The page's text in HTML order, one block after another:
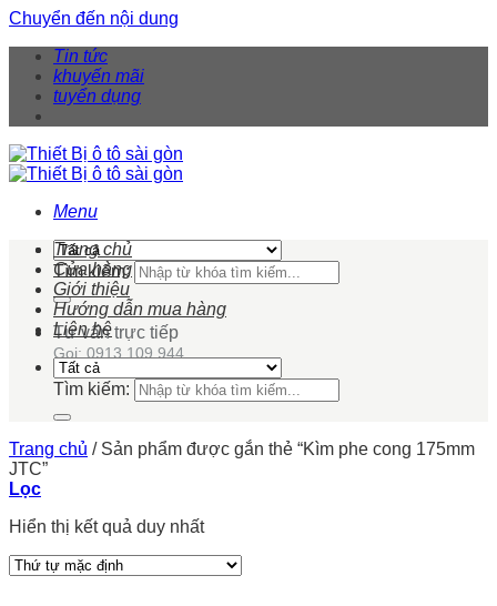
Chuyển đến nội dung
Tin tức
khuyến mãi
tuyển dụng
Menu
Tìm kiếm:
Tư vấn trực tiếp
Gọi: 0913 109 944
Trang chủ
Cửa hàng
Giới thiệu
Hướng dẫn mua hàng
Liên hệ
Tìm kiếm:
Trang chủ /Sản phẩm được gắn thẻ “Kìm phe cong 175mm
JTC”
Lọc
Hiển thị kết quả duy nhất